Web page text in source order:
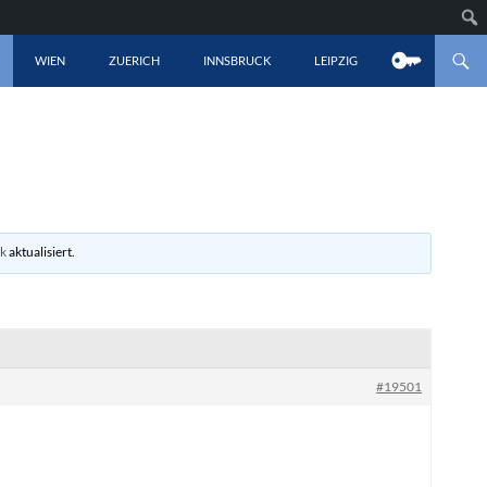
WIEN ZUERICH INNSBRUCK LEIPZIG
aktualisiert.
#19501